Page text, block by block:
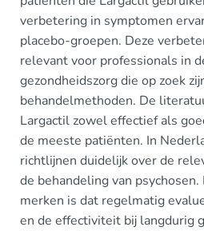
verbetering in symptomen
placebo-groepen. Deze
relevant voor professionals in
gezondheidszorg die op zoek
behandelmethoden. De
Largactil zowel effectief als
de meeste patiënten. In
richtlijnen duidelijk over de
de behandeling van
merken is dat regelmatig
en de effectiviteit bij langdurig